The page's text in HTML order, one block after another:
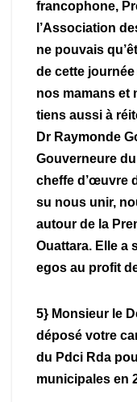
francophone,
l’Association
ne pouvais
de cette
nos mamans et
tiens aussi à
Dr Raymonde
Gouverneure
cheffe d’œuvre
su nous unir,
autour de la
Ouattara. Elle a
egos au profit
5} Monsieur le
déposé votre
du Pdci Rda
municipales en